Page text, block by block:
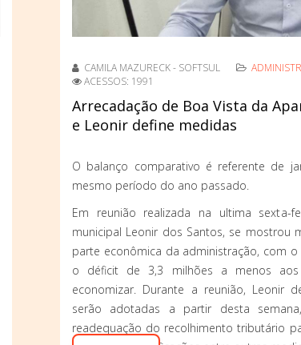
CAMILA MAZURECK - SOFTSUL
ACESSOS: 1991
Arrecadação de Boa Vista da
e Leonir define medidas
O balanço comparativo é referente de
mesmo período do ano passado.
Em reunião realizada na ultima sexta-
municipal Leonir dos Santos, se mostrou
parte econômica da administração, com
o déficit de 3,3 milhões a menos
economizar. Durante a reunião, Leonir
serão adotadas a partir desta
readequação do recolhimento tributário